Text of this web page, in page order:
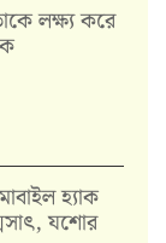
লক্ষ্য করে
হ্যাক
যশোর